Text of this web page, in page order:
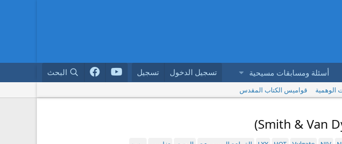
أسئلة ومسابقات مسيحية تسجيل الدخول تسجيل البحث
الوهمية
قواميس الكتاب المقدس